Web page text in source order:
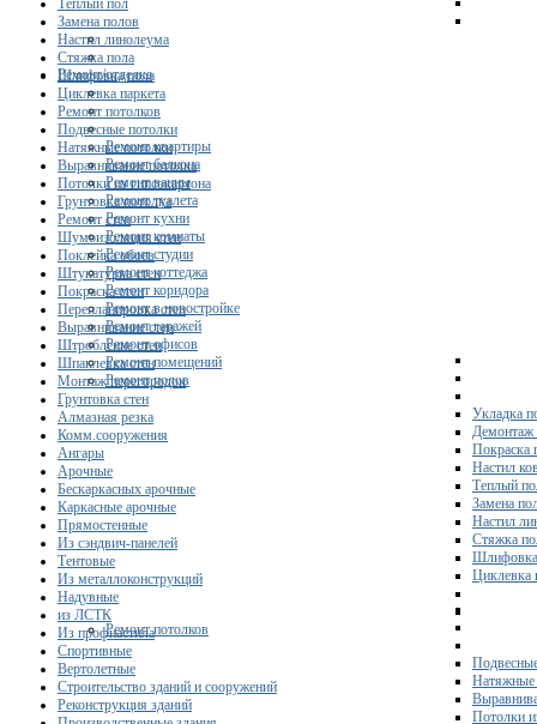
Ремонт/отделка
Ремонт квартиры
Ремонт балкона
Ремонт ванны
Ремонт туалета
Ремонт кухни
Ремонт комнаты
Ремонт студии
Ремонт коттеджа
Ремонт коридора
Ремонт в новостройке
Ремонт гаражей
Ремонт офисов
Ремонт помещений
Ремонт полов
Укладка
Демонтаж
Покраска
Настил
Теплый
Замена
Настил
Стяжка
Циклевка
Ремонт потолков
Натяжные
Потолки
Теплый пол
Замена полов
Настил линолеума
Стяжка пола
Шлифовка пола
Циклевка паркета
Ремонт потолков
Подвесные потолки
Натяжные потолки
Выравнивание потолка
Потолки из гипсокартона
Грунтовка потолка
Ремонт стен
Шумоизоляция стен
Поклейка обоев
Штукатурка стен
Покраска стен
Перепланировка стен
Выравнивание стен
Штробление стен
Шпаклевка стен
Монтаж перегородок
Грунтовка стен
Алмазная резка
Комм.сооружения
Ангары
Арочные
Бескаркасных арочные
Каркасные арочные
Прямостенные
Из сэндвич-панелей
Тентовые
Из металлоконструкций
Надувные
из ЛСТК
Из профнастила
Спортивные
Вертолетные
Строительство зданий и сооружений
Реконструкция зданий